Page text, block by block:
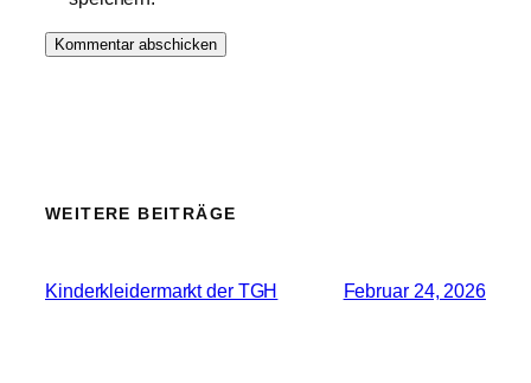
WEITERE BEITRÄGE
Kinderkleidermarkt der TGH Februar 24, 2026